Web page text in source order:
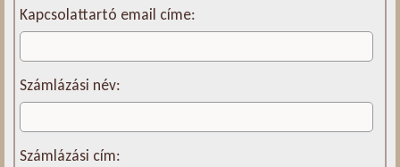
Kapcsolattartó email címe:
Számlázási név:
Számlázási cím: